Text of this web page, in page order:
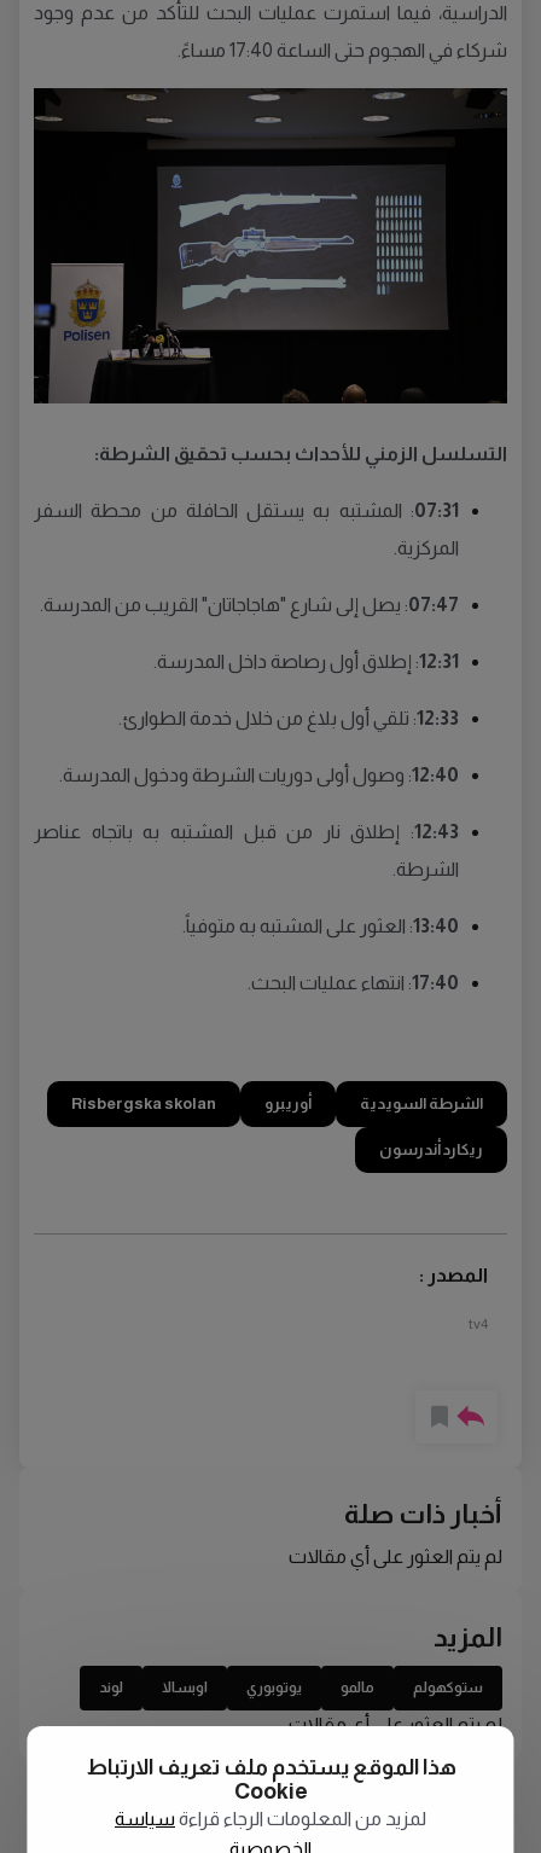
الدراسية، فيما استمرت عمليات البحث للتأكد من عدم وجود
شركاء في الهجوم حتى الساعة 17:40 مساءً.
التسلسل الزمني للأحداث بحسب تحقيق الشرطة:
07:31: المشتبه به يستقل الحافلة من محطة السفر
المركزية.
07:47: يصل إلى شارع "هاجاجاتان" القريب من المدرسة.
12:31: إطلاق أول رصاصة داخل المدرسة.
12:33: تلقي أول بلاغ من خلال خدمة الطوارئ.
12:40: وصول أولى دوريات الشرطة ودخول المدرسة.
12:43: إطلاق نار من قبل المشتبه به باتجاه عناصر
الشرطة.
13:40: العثور على المشتبه به متوفياً.
17:40: انتهاء عمليات البحث.
الشرطة السويدية أوريبرو Risbergska skolan
ريكارد أندرسون
المصدر :
tv4
أخبار ذات صلة
لم يتم العثور على أي مقالات
المزيد
ستوكهولم مالمو يوتوبوري اوبسالا لوند
لم يتم العثور على أي مقالات
هذا الموقع يستخدم ملف تعريف الارتباط
Cookie
لمزيد من المعلومات الرجاء قراءة سياسة
الخصوصية